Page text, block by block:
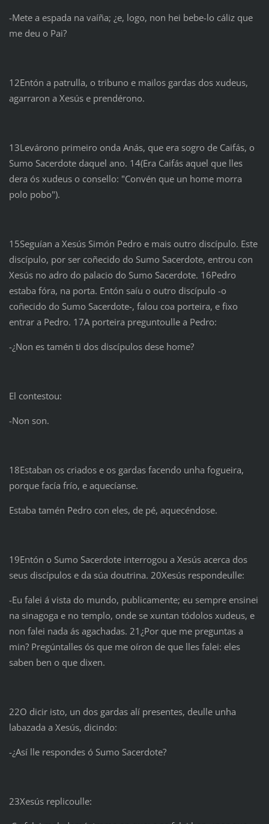
-Mete a espada na vaíña; ¿e, logo, non hei bebe-lo cáliz que
me deu o Pai?
12Entón a patrulla, o tribuno e mailos gardas dos xudeus,
agarraron a Xesús e prendérono.
13Levárono primeiro onda Anás, que era sogro de Caifás, o
Sumo Sacerdote daquel ano. 14(Era Caifás aquel que lles
dera ós xudeus o consello: "Convén que un home morra
polo pobo").
15Seguían a Xesús Simón Pedro e mais outro discípulo. Este
discípulo, por ser coñecido do Sumo Sacerdote, entrou con
Xesús no adro do palacio do Sumo Sacerdote. 16Pedro
estaba fóra, na porta. Entón saíu o outro discípulo -o
coñecido do Sumo Sacerdote-, falou coa porteira, e fixo
entrar a Pedro. 17A porteira preguntoulle a Pedro:
-¿Non es tamén ti dos discípulos dese home?
El contestou:
-Non son.
18Estaban os criados e os gardas facendo unha fogueira,
porque facía frío, e aquecíanse.
Estaba tamén Pedro con eles, de pé, aquecéndose.
19Entón o Sumo Sacerdote interrogou a Xesús acerca dos
seus discípulos e da súa doutrina. 20Xesús respondeulle:
-Eu falei á vista do mundo, publicamente; eu sempre ensinei
na sinagoga e no templo, onde se xuntan tódolos xudeus, e
non falei nada ás agachadas. 21¿Por que me preguntas a
min? Pregúntalles ós que me oíron de que lles falei: eles
saben ben o que dixen.
22O dicir isto, un dos gardas alí presentes, deulle unha
labazada a Xesús, dicindo:
-¿Así lle respondes ó Sumo Sacerdote?
23Xesús replicoulle: